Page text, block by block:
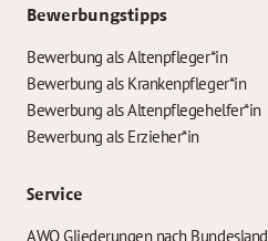
Bewerbungstipps
Bewerbung als Altenpfleger*in
Bewerbung als Krankenpfleger*in
Bewerbung als Altenpflegehelfer*in
Bewerbung als Erzieher*in
Service
AWO Gliederungen nach Bundesland